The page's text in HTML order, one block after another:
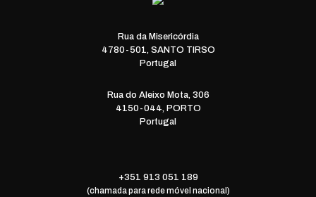
Rua da Misericórdia
4780-501, SANTO TIRSO
Portugal
Rua do Aleixo Mota, 306
4150-044, PORTO
Portugal
+351 913 051 189
(chamada para rede móvel nacional)